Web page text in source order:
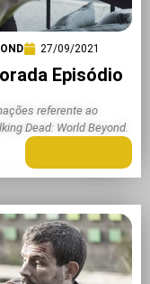
27/09/2021
Episódio
referente ao
Dead: World Beyond.